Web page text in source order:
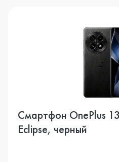
Смартфон OnePlus
Eclipse, черный